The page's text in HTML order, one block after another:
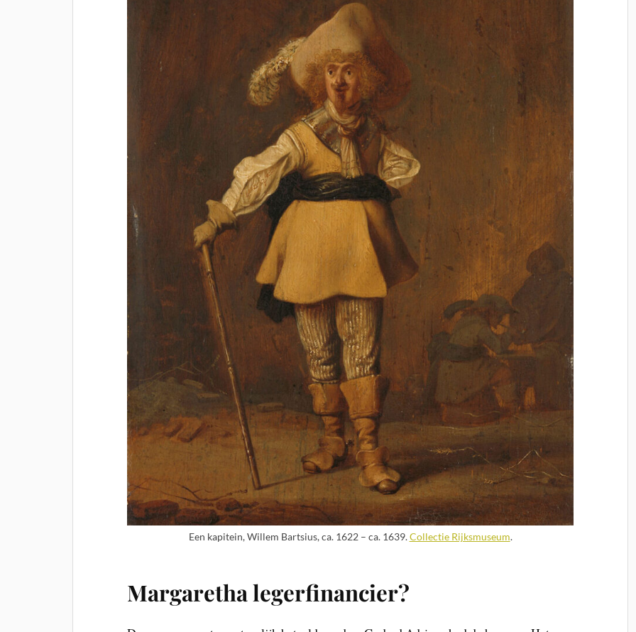
Een kapitein, Willem Bartsius, ca. 1622 – ca. 1639.Collectie Rijksmuseum.
Margaretha legerfinancier?